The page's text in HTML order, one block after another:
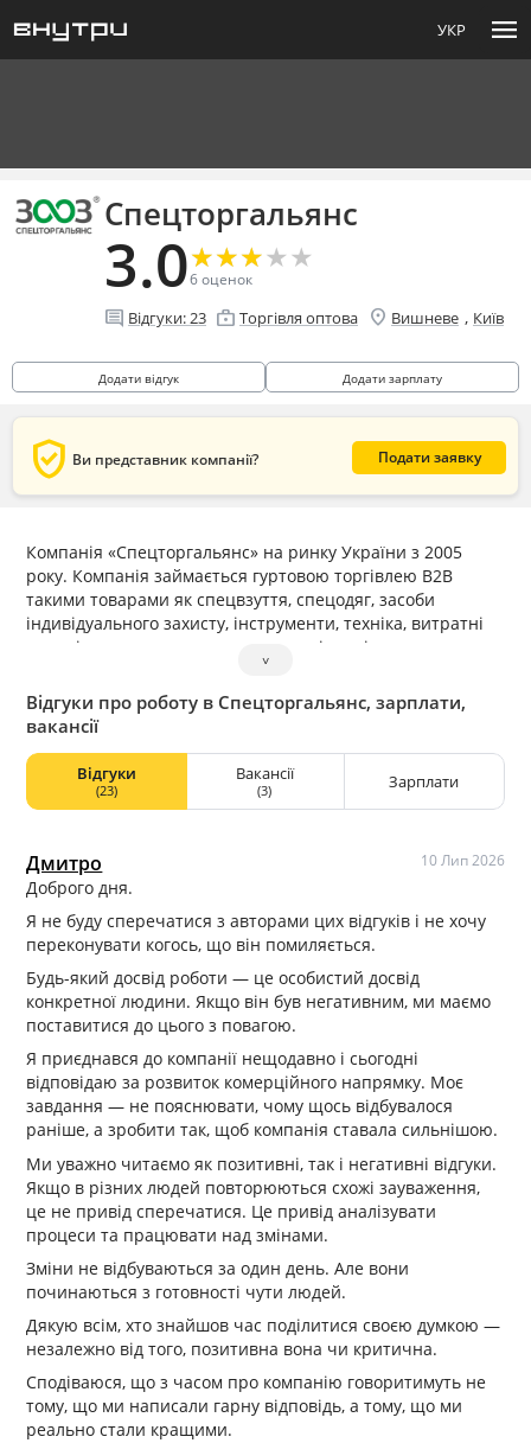
УКР menu
Спецторгальянс
3.0★
★★
★★
★★
★★
★
6оценок
comment Відгуки:23 enterprise Торгівля оптова location_on Вишневе , Київ
Додати відгук Додати зарплату
verified_user Ви представник компанії? Подати заявку
Компанія «Спецторгальянс» на ринку України з 2005
року. Компанія займається гуртовою торгівлею В2В
такими товарами як спецвзуття, спецодяг, засоби
індивідуального захисту, інструменти, техніка, витратні
матеріали, а також надає послуги з індивідуального та
˅
Відгуки про роботу в Спецторгальянс, зарплати,
вакансії
Відгуки
(23)
Вакансії
(3) Зарплати
Дмитро 10 Лип 2026
Доброго дня.
Я не буду сперечатися з авторами цих відгуків і не хочу
переконувати когось, що він помиляється.
Будь-який досвід роботи — це особистий досвід
конкретної людини. Якщо він був негативним, ми маємо
поставитися до цього з повагою.
Я приєднався до компанії нещодавно і сьогодні
відповідаю за розвиток комерційного напрямку. Моє
завдання — не пояснювати, чому щось відбувалося
раніше, а зробити так, щоб компанія ставала сильнішою.
Ми уважно читаємо як позитивні, так і негативні відгуки.
Якщо в різних людей повторюються схожі зауваження,
це не привід сперечатися. Це привід аналізувати
процеси та працювати над змінами.
Зміни не відбуваються за один день. Але вони
починаються з готовності чути людей.
Дякую всім, хто знайшов час поділитися своєю думкою —
незалежно від того, позитивна вона чи критична.
Сподіваюся, що з часом про компанію говоритимуть не
тому, що ми написали гарну відповідь, а тому, що ми
реально стали кращими.